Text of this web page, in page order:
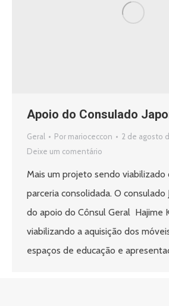
Apoio do Consulado
Geral Por marioceccon
2 de agosto
Deixe um comentário
Mais um projeto sendo viabilizado
parceria consolidada. O consulado
do apoio do Cônsul Geral Hajime
viabilizando a aquisição dos
espaços de educação e